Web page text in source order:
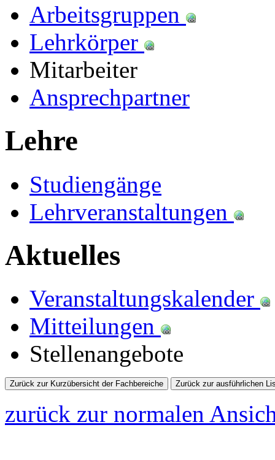
Arbeitsgruppen
Lehrkörper
Mitarbeiter
Ansprechpartner
Lehre
Studiengänge
Lehrveranstaltungen
Aktuelles
Veranstaltungskalender
Mitteilungen
Stellenangebote
zurück zur normalen